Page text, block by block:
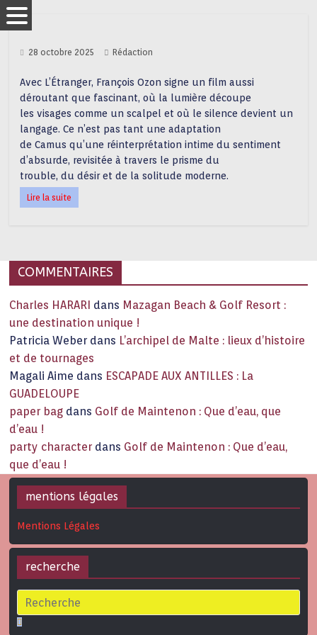
28 octobre 2025 Rédaction
Avec L’Étranger, François Ozon signe un film aussi
déroutant que fascinant, où la lumière découpe
les visages comme un scalpel et où le silence devient un
langage. Ce n’est pas tant une adaptation
de Camus qu’une réinterprétation intime du sentiment
d’absurde, revisitée à travers le prisme du
trouble, du désir et de la solitude moderne.
Lire la suite
COMMENTAIRES
Charles HARARI dans Mazagan Beach & Golf Resort :
une destination unique !
Patricia Weber dans L’archipel de Malte : lieux d’histoire
et de tournages
Magali Aime dans ESCAPADE AUX ANTILLES : La
GUADELOUPE
paper bag dans Golf de Maintenon : Que d’eau, que
d’eau !
party character dans Golf de Maintenon : Que d’eau,
que d’eau !
mentions légales
Mentions Légales
recherche